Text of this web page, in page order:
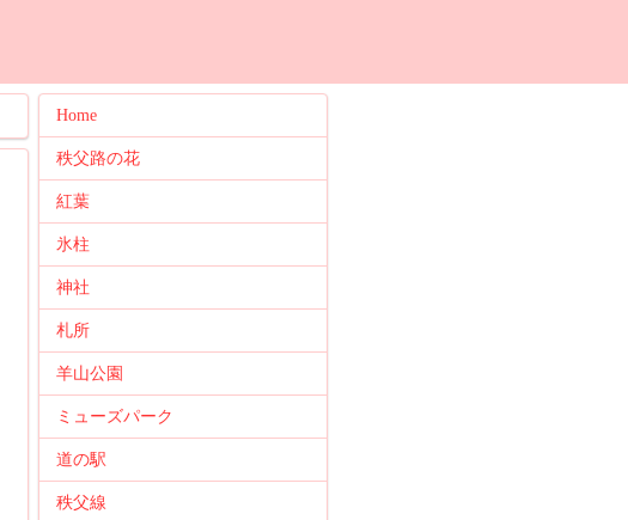
Home
秩父路の花
紅葉
氷柱
神社
札所
羊山公園
ミューズパーク
道の駅
秩父線